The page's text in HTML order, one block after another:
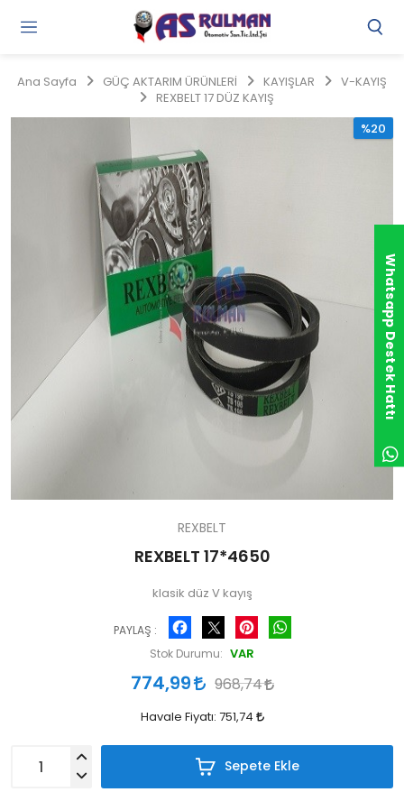
Ana Sayfa GÜÇ AKTARIM ÜRÜNLERİ KAYIŞLAR
V-KAYIŞ
REXBELT 17 DÜZ KAYIŞ
%20
REXBELT
REXBELT 17*4650
klasik düz V kayış
PAYLAŞ :
Facebook Pinterest
Stok Durumu: VAR
774,99 968,74
Havale Fiyatı: 751,74
Sepete Ekle
Whatsapp Destek Hattı